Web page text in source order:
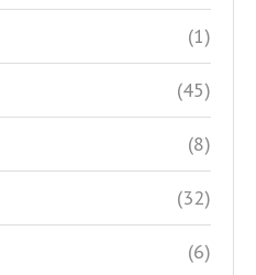
(1)
(45)
(8)
(32)
(6)